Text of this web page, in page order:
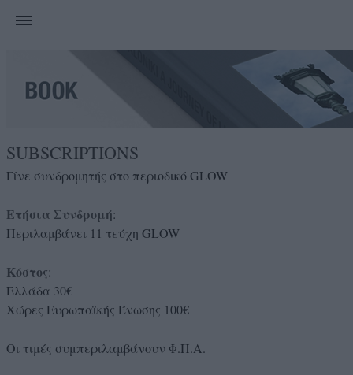
SUBSCRIPTIONS
Γίνε συνδρομητής στο περιοδικό GLOW
Ετήσια Συνδρομή:
Περιλαμβάνει 11 τεύχη GLOW
Κόστος:
Ελλάδα 30€
Χώρες Ευρωπαϊκής Ένωσης 100€
Οι τιμές συμπεριλαμβάνουν Φ.Π.Α.